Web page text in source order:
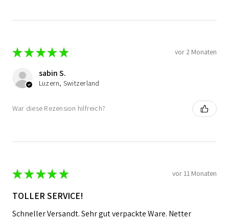
★★ ★★★ vor 2 Monaten
sabin S.
Luzern, Switzerland
War diese Rezension hilfreich?
★★ ★★★ vor 11 Monaten
TOLLER SERVICE!
Schneller Versandt. Sehr gut verpackte Ware. Netter